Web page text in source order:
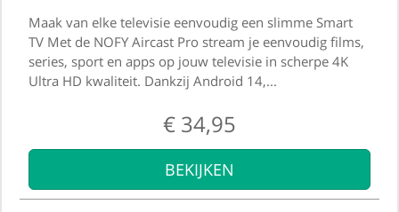
Maak van elke televisie eenvoudig een slimme Smart
TV Met de NOFY Aircast Pro stream je eenvoudig films,
series, sport en apps op jouw televisie in scherpe 4K
Ultra HD kwaliteit. Dankzij Android 14,...
€ 34,95
BEKIJKEN